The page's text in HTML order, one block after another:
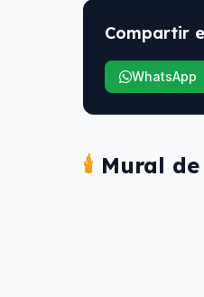
Compartir
WhatsApp
🕯️ Mural